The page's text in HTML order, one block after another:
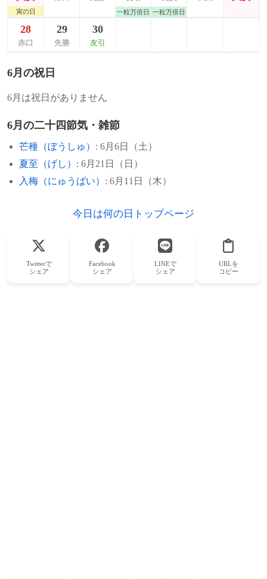
寅の日 一粒万倍日 一粒万倍日
28
赤口
29
先勝
30
友引
6月の祝日
6月は祝日がありません
6月の二十四節気・雑節
芒種（ぼうしゅ） : 6月6日（土）
夏至（げし） : 6月21日（日）
入梅（にゅうばい） : 6月11日（木）
今日は何の日トップページ
Twitterで
シェア
Facebook
シェア
LINEで
シェア
URLを
コピー